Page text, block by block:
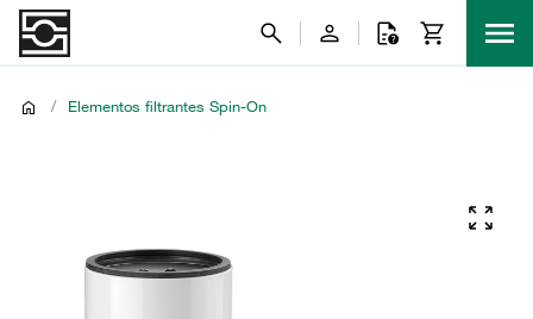
/ Elementos filtrantes Spin-On